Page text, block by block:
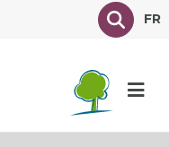
TexteFR